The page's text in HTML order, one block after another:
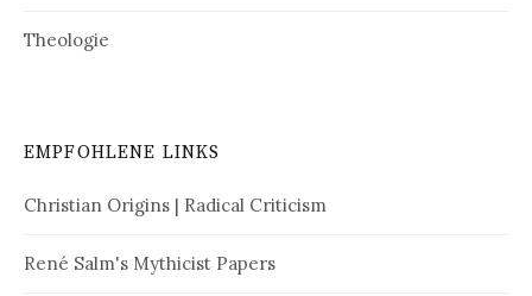
Theologie
EMPFOHLENE LINKS
Christian Origins | Radical Criticism
René Salm's Mythicist Papers